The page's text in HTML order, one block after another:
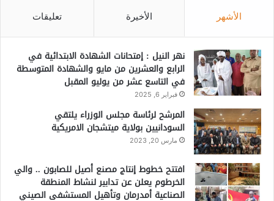
الأشهر الأخيرة تعليقات
نهر النيل : إمتحانات الشهادة الابتدائية في
الرابع والعشرين من مايو والشهادة المتوسطة
في التاسع عشر من يوليو المقبل
فبراير 6, 2025
المرشح لرئاسة مجلس الوزراء يلتقي
السودانيين بولاية ميتشجان الامريكية
مارس 20, 2023
افتتح خطوط إنتاج مصنع أصيل للصابون .. والي
الخرطوم يعلن عن تدابير لنشاط المنطقة
الصناعية أمدرمان وتأهيل المستشفى الصيني